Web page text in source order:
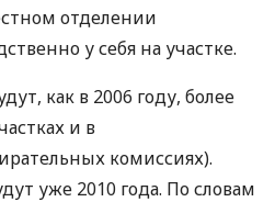
отделении
у себя на участке.
как в 2006 году, более
и в
комиссиях).
уже 2010 года. По словам